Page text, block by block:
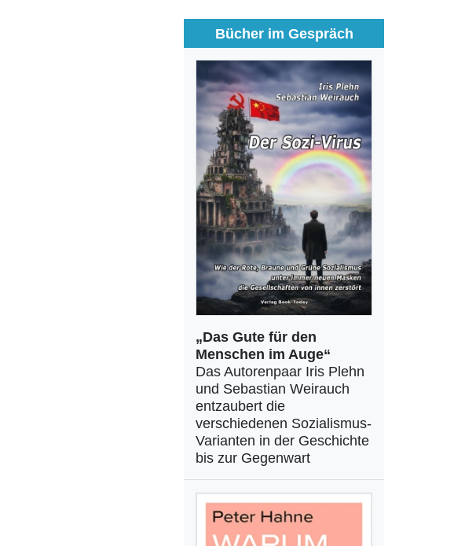
Bücher im Gespräch
„Das Gute für den
Menschen im Auge“
Das Autorenpaar Iris Plehn
und Sebastian Weirauch
entzaubert die
verschiedenen Sozialismus-
Varianten in der Geschichte
bis zur Gegenwart